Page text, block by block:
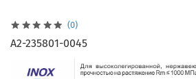
(0)
A2-235801-0045